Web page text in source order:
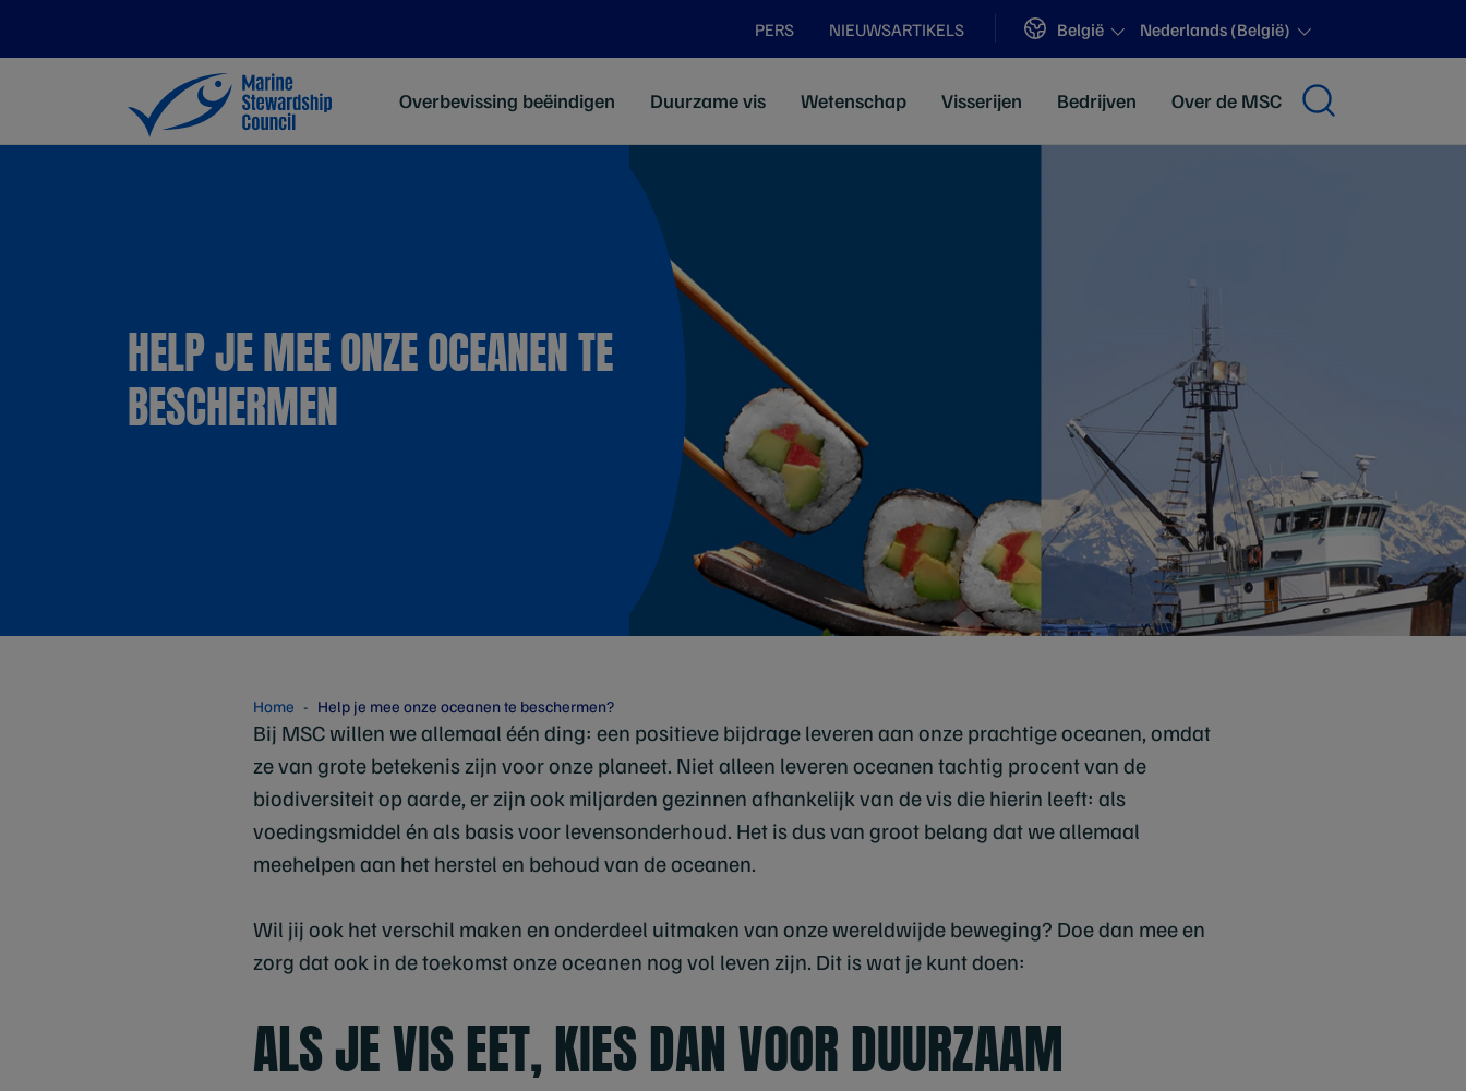
PERS NIEUWSARTIKELS Sites
België Nederlands (België)
Overbevissing beëindigen Duurzame vis Wetenschap Visserijen Bedrijven Over de MSC
HELP JE MEE ONZE OCEANEN TE
BESCHERMEN
Home Help je mee onze oceanen te beschermen?
Bij MSC willen we allemaal één ding: een positieve bijdrage leveren aan onze prachtige oceanen, omdat
ze van grote betekenis zijn voor onze planeet. Niet alleen leveren oceanen tachtig procent van de
biodiversiteit op aarde, er zijn ook miljarden gezinnen afhankelijk van de vis die hierin leeft: als
voedingsmiddel én als basis voor levensonderhoud. Het is dus van groot belang dat we allemaal
meehelpen aan het herstel en behoud van de oceanen.
Wil jij ook het verschil maken en onderdeel uitmaken van onze wereldwijde beweging? Doe dan mee en
zorg dat ook in de toekomst onze oceanen nog vol leven zijn. Dit is wat je kunt doen:
ALS JE VIS EET, KIES DAN VOOR DUURZAAM